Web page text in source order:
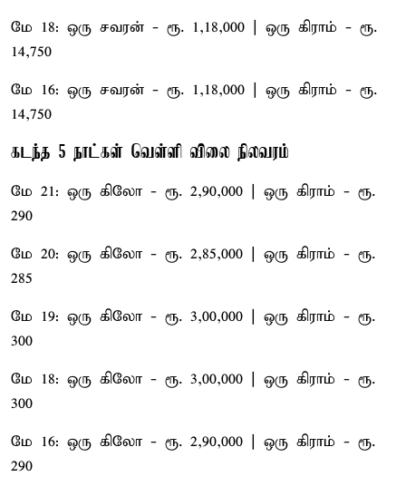
மே 18: ஒரு சவரன் - ரூ. 1,18,000 | ஒரு கிராம் - ரூ.
14,750
மே 16: ஒரு சவரன் - ரூ. 1,18,000 | ஒரு கிராம் - ரூ.
14,750
கடந்த 5 நாட்கள் வெள்ளி விலை நிலவரம்
மே 21: ஒரு கிலோ - ரூ. 2,90,000 | ஒரு கிராம் - ரூ.
290
மே 20: ஒரு கிலோ - ரூ. 2,85,000 | ஒரு கிராம் - ரூ.
285
மே 19: ஒரு கிலோ - ரூ. 3,00,000 | ஒரு கிராம் - ரூ.
300
மே 18: ஒரு கிலோ - ரூ. 3,00,000 | ஒரு கிராம் - ரூ.
300
மே 16: ஒரு கிலோ - ரூ. 2,90,000 | ஒரு கிராம் - ரூ.
290